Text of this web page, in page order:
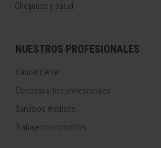
Chequeos y salud
NUESTROS PROFESIONALES
Cancer Center
Conozca a los profesionales
Servicios médicos
Trabaje con nosotros